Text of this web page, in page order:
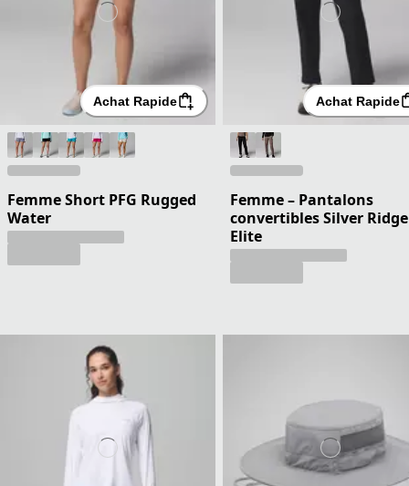
Achat Rapide
Femme Short PFG Rugged
Water
Achat Rapide
Femme – Pantalons
convertibles Silver Ridge
Elite